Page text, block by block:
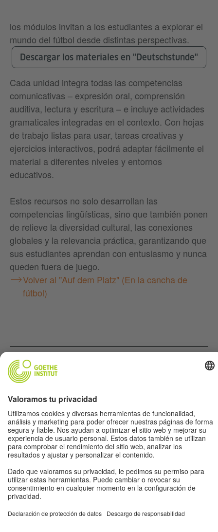
los módulos invitan a los estudiantes a explorar el
mundo del fútbol desde distintas perspectivas.
Descargar los materiales en "Deutschstunde"
Cada unidad integra todas las competencias
comunicativas – expresión oral, comprensión
auditiva, lectura y escritura – e incluye actividades
gramaticales integradas en el contexto. Con hojas
de trabajo listas para usar, tareas creativas y
ejercicios interactivos, podrá adaptar fácilmente el
material a diferentes niveles y entornos
educativos.
Estos recursos no solo desarrollan las
competencias lingüísticas, sino que también ponen
de relieve la diversidad cultural, las conexiones
globales y la relevancia práctica, garantizando que
sus estudiantes aprendan con entusiasmo y nunca
queden fuera de juego.
Volver al "Auf dem Platz" (En la cancha de
fútbol)
Música Fútbol Cine Aleman(ia)
Para Maestr@s
Acerca de nosotros